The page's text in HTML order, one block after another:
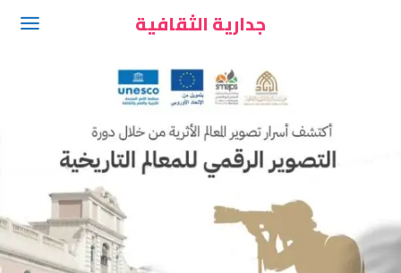
جدارية الثقافية